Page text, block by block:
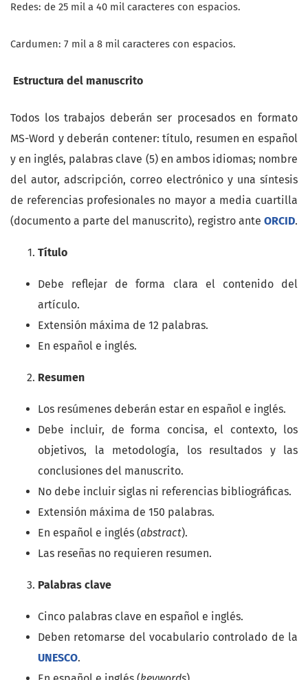
Redes: de 25 mil a 40 mil caracteres con espacios.
Cardumen: 7 mil a 8 mil caracteres con espacios.
Estructura del manuscrito
Todos los trabajos deberán ser procesados en formato
MS-Word y deberán contener: título, resumen en español
y en inglés, palabras clave (5) en ambos idiomas; nombre
del autor, adscripción, correo electrónico y una síntesis
de referencias profesionales no mayor a media cuartilla
(documento a parte del manuscrito), registro ante ORCID.
Título
Debe reflejar de forma clara el contenido del
artículo.
Extensión máxima de 12 palabras.
En español e inglés.
Resumen
Los resúmenes deberán estar en español e inglés.
Debe incluir, de forma concisa, el contexto, los
objetivos, la metodología, los resultados y las
conclusiones del manuscrito.
No debe incluir siglas ni referencias bibliográficas.
Extensión máxima de 150 palabras.
En español e inglés (abstract).
Las reseñas no requieren resumen.
Palabras clave
Cinco palabras clave en español e inglés.
Deben retomarse del vocabulario controlado de la
UNESCO.